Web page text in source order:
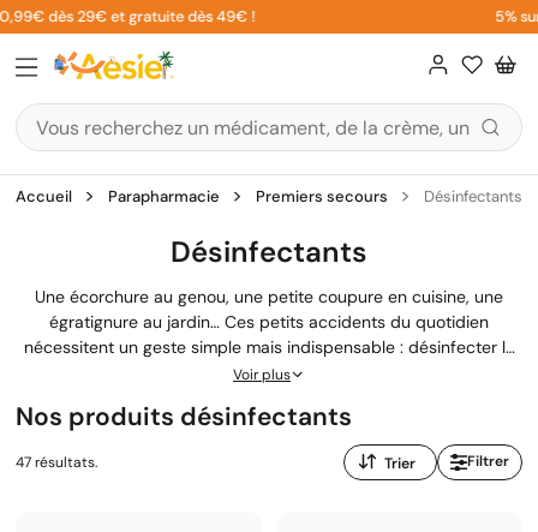
Aller
au
contenu
29€ et gratuite dès 49€ ! 5% sur
Accueil Parapharmacie Premiers secours Désinfectants
Désinfectants
Une écorchure au genou, une petite coupure en cuisine, une
égratignure au jardin… Ces petits accidents du quotidien
nécessitent un geste simple mais indispensable : désinfecter la
plaie pour éviter tout risque d'infection. Vous cherchez le bon
trousse de secours ? Notre sélection de désinfectants réunit les
références de confiance que nous recommandons
quotidiennement à l'officine : Biseptine, Betadine dermique, Dakin
Voir plus
Nos produits désinfectants
47 résultats.
Trier
par
Filtrer